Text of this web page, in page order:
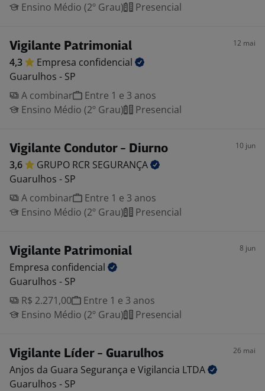
Ensino Médio (2º Grau)
Presencial
Vigilante Patrimonial 12 mai
4,3 Empresa confidencial
Guarulhos - SP
A combinar
Entre 1 e 3 anos
Ensino Médio (2º Grau)
Presencial
Vigilante Condutor - Diurno 10 jun
3,6 GRUPO RCR SEGURANÇA
Guarulhos - SP
A combinar
Entre 1 e 3 anos
Ensino Médio (2º Grau)
Presencial
Vigilante Patrimonial 8 jun
Empresa confidencial
Guarulhos - SP
R$ 2.271,00
Entre 1 e 3 anos
Ensino Médio (2º Grau)
Presencial
Vigilante Líder - Guarulhos 26 mai
Anjos da Guara Segurança e Vigilancia LTDA
Guarulhos - SP